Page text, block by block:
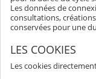
Les données de
consultations,
conservées pour une
LES COOKIES
Les cookies